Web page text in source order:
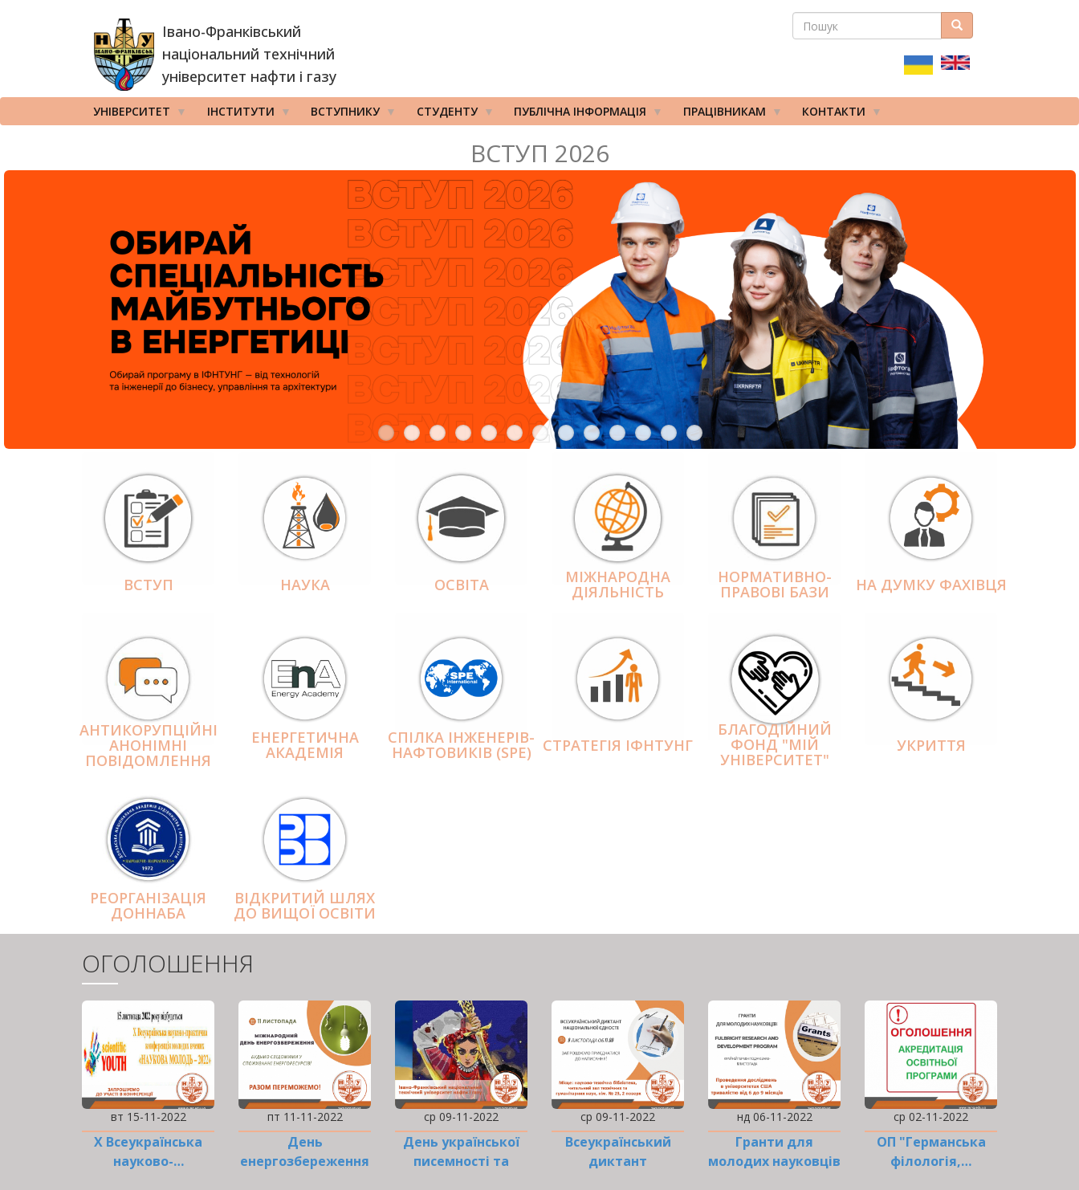
Івано-Франківський
національний технічний
університет нафти і газу
ПОШУКОВА
ПОШУК Пошук
УНІВЕРСИТЕТ ІНСТИТУТИ ВСТУПНИКУ СТУДЕНТУ ПУБЛІЧНА ІНФОРМАЦІЯ ПРАЦІВНИКАМ КОНТАКТИ
ВСТУП 2026
ВСТУП НАУКА ОСВІТА МІЖНАРОДНА
ДІЯЛЬНІCТЬ
НОРМАТИВНО-
ПРАВОВІ БАЗИ НА ДУМКУ ФАХІВЦЯ
АНТИКОРУПЦІЙНІ
АНОНІМНІ
ПОВІДОМЛЕННЯ
ЕНЕРГЕТИЧНА
АКАДЕМІЯ
СПІЛКА ІНЖЕНЕРІВ-
НАФТОВИКІВ (SPE) СТРАТЕГІЯ ІФНТУНГ
БЛАГОДІЙНИЙ
ФОНД "МІЙ
УНІВЕРСИТЕТ"
УКРИТТЯ
РЕОРГАНІЗАЦІЯ
ДОННАБА
ВІДКРИТИЙ ШЛЯХ
ДО ВИЩОЇ ОСВІТИ
ОГОЛОШЕННЯ
вт 15-11-2022
Х Всеукраїнська
науково-…
пт 11-11-2022
День
енергозбереження
ср 09-11-2022
День української
писемності та
ср 09-11-2022
Всеукраїнський
диктант
нд 06-11-2022
Гранти для
молодих науковців
ср 02-11-2022
ОП "Германська
філологія,…